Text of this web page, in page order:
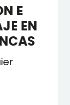
E
EN